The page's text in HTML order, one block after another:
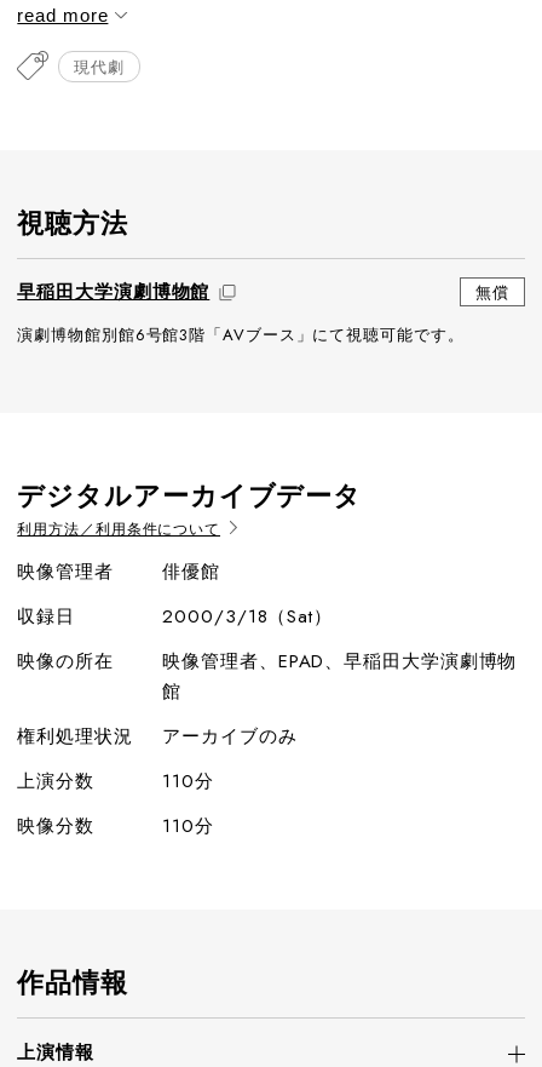
read more
現代劇
視聴方法
早稲田大学演劇博物館
無償
演劇博物館別館6号館3階「AVブース」にて視聴可能です。
デジタルアーカイブデータ
利用方法／利用条件について
映像管理者
俳優館
収録日
2000/3/18（Sat）
映像の所在
映像管理者、EPAD、早稲田大学演劇博物
館
権利処理状況
アーカイブのみ
上演分数
110分
映像分数
110分
作品情報
上演情報